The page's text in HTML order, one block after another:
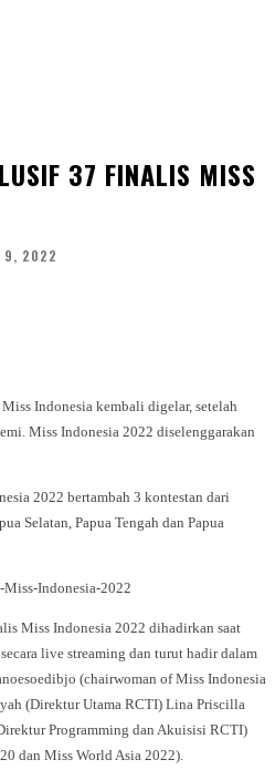
37 FINALIS MISS
9, 2022
Indonesia kembali digelar, setelah
Miss Indonesia 2022 diselenggarakan
2022 bertambah 3 kontestan dari
Selatan, Papua Tengah dan Papua
Miss Indonesia 2022 dihadirkan saat
live streaming dan turut hadir dalam
(chairwoman of Miss Indonesia
(Direktur Utama RCTI) Lina Priscilla
Programming dan Akuisisi RCTI)
dan Miss World Asia 2022).